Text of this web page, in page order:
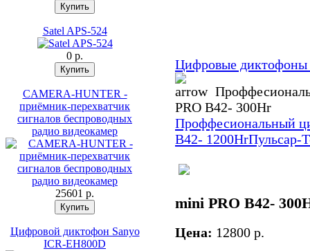
Satel APS-524
0 p.
CAMERA-HUNTER -
приёмник-перехватчик
сигналов беспроводных
радио видеокамер
25601 p.
Цифровой диктофон Sanyo
ICR-EH800D
Цифровые
PRO B42- 300Hr
Проффесиональный
B42- 1200HrПульсар-
mini PRO B42-
Цена: 12800 p.